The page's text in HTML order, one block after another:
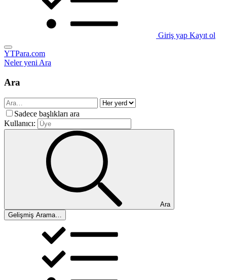
Giriş yap Kayıt ol
YTPara.com
Neler yeniAra
Ara
Sadece başlıkları ara
Kullanıcı:
Ara
Gelişmiş Arama…